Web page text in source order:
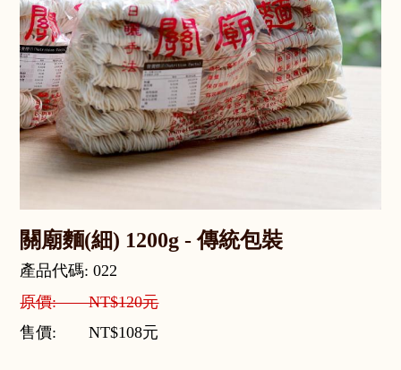
關廟麵(細) 1200g - 傳統包裝
產品代碼: 022
原價: NT$120元
售價: NT$108元